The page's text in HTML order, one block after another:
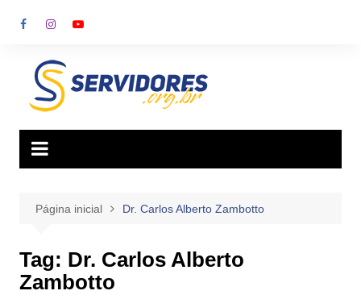
para
conteúdo
Página inicial Dr. Carlos Alberto Zambotto
Tag: Dr. Carlos Alberto
Zambotto